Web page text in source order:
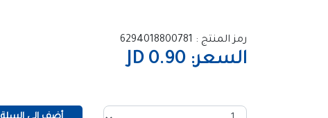
رمز المنتج : 6294018800781
السعر: 0.90 JD